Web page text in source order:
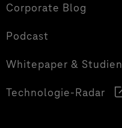
Corporate Blog
Podcast
Whitepaper & Studien
Technologie-Radar